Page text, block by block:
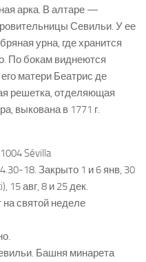
арка. В алтаре —
Севильи. У ее
урна, где хранится
По бокам виднеются
матери Беатрис де
решетка, отделяющая
выкована в 1771 г.
Sévilla
18. Закрыто 1 и 6 янв, 30
15 авг, 8 и 25 дек.
святой неделе
Башня минарета